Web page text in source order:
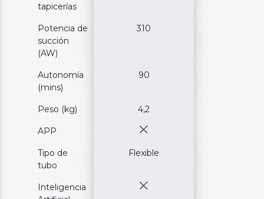
tapicerías
Potencia de
succión
(AW)
310
Autonomía
(mins)
90
Peso (kg) 4,2
APP
Tipo de
tubo
Flexible
Inteligencia